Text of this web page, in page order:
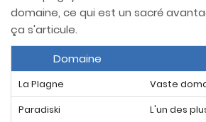
domaine, ce qui est un sacré
ça s'articule.
Domaine
La Plagne
Vaste
Paradiski
L'un des